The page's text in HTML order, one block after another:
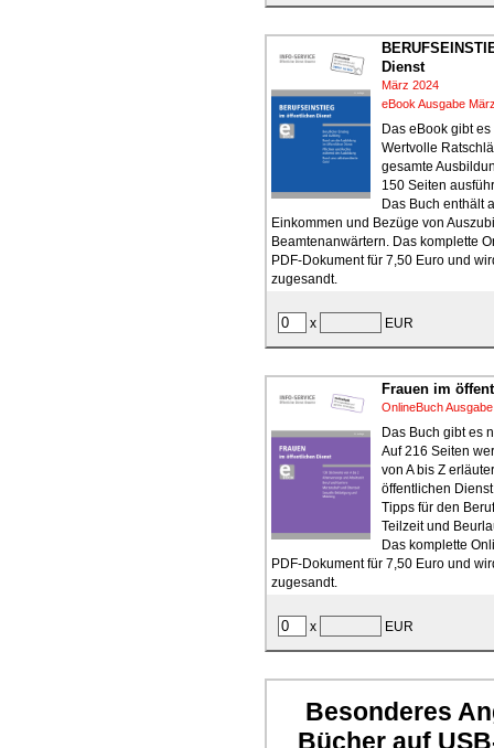
Dienst
März 2024
eBook Ausgabe
Das eBook gibt
Wertvolle
gesamte
150 Seiten
Das Buch enthält
Einkommen und Bezüge von
Beamtenanwärtern. Das komplette
PDF-Dokument für 7,50 Euro und
zugesandt.
x EUR
Frauen im
OnlineBuch
Das Buch gibt es
Auf 216 Seiten
von A bis Z
öffentlichen
Tipps für den
Teilzeit und
Das komplette
PDF-Dokument für 7,50 Euro und
zugesandt.
x EUR
Besonderes
Bücher auf